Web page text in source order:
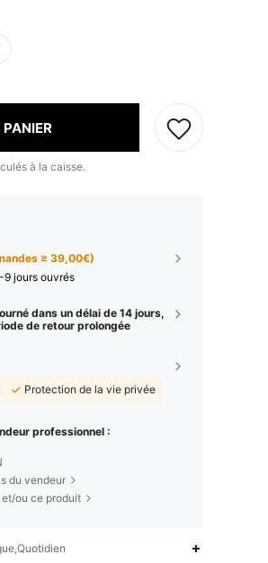
à la caisse.
≥ 39,00€)
9 jours ouvrés
dans un délai de 14 jours,
de retour prolongée
Protection de la vie privée
professionnel :
du vendeur
ou ce produit